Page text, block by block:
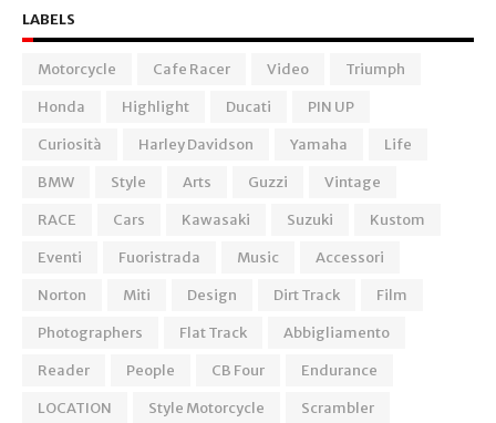
LABELS
Motorcycle Cafe Racer Video
Triumph
Honda
Highlight Ducati
PIN UP
Curiosità
Harley Davidson Yamaha
Life
BMW
Style Arts Guzzi
Vintage
RACE
Cars Kawasaki Suzuki
Kustom
Eventi
Fuoristrada Music
Accessori
Norton
Miti Design Dirt Track
Film
Photographers
Flat Track
Abbigliamento
Reader
People CB Four
Endurance
LOCATION
Style Motorcycle
Scrambler